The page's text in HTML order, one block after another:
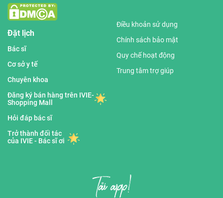
Đặt lịch
Bác sĩ
Cơ sở y tế
Chuyên khoa
Đăng ký bán hàng trên IVIE-
Shopping Mall
Hỏi đáp bác sĩ
Trở thành đối tác
của IVIE - Bác sĩ ơi
Điều khoản sử dụng
Chính sách bảo mật
Quy chế hoạt động
Trung tâm trợ giúp